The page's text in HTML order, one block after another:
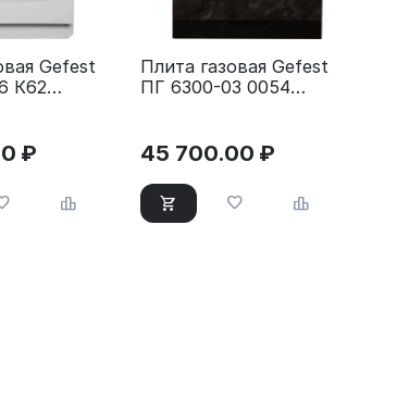
Gefest
К62
₽
Плита газовая Gefest
ПГ 6300-03 0054
45 700.00 ₽